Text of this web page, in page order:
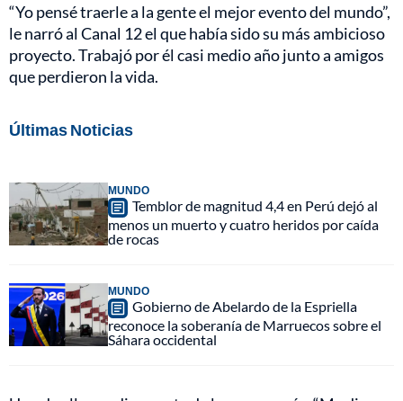
“Yo pensé traerle a la gente el mejor evento del mundo”,
le narró al Canal 12 el que había sido su más ambicioso
proyecto. Trabajó por él casi medio año junto a amigos
que perdieron la vida.
Últimas Noticias
MUNDO
Temblor de magnitud 4,4 en Perú dejó al
menos un muerto y cuatro heridos por caída
de rocas
MUNDO
Gobierno de Abelardo de la Espriella
reconoce la soberanía de Marruecos sobre el
Sáhara occidental